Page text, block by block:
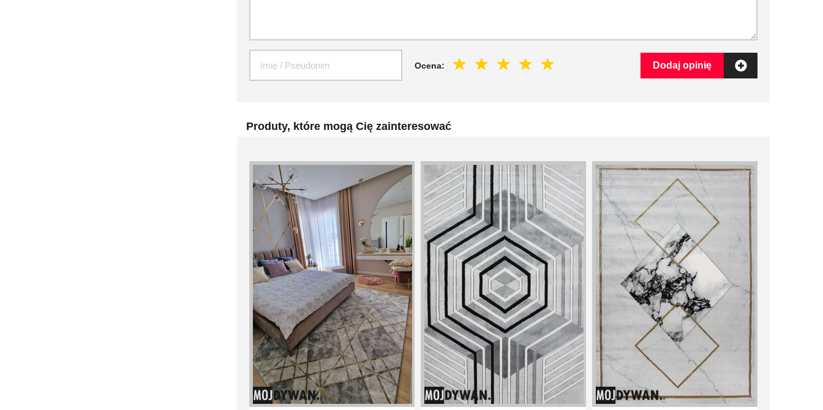
Ocena: Dodaj opinię
Produty, które mogą Cię zainteresować